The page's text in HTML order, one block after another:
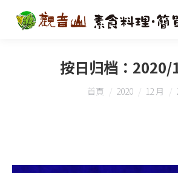
按日归档： 2020/
您在這裡：
首頁 2020 12 月